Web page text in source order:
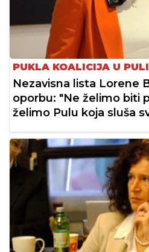
PUKLA KOALICIJA U PULI
Nezavisna lista Lorene
oporbu: "Ne želimo biti
želimo Pulu koja sluša